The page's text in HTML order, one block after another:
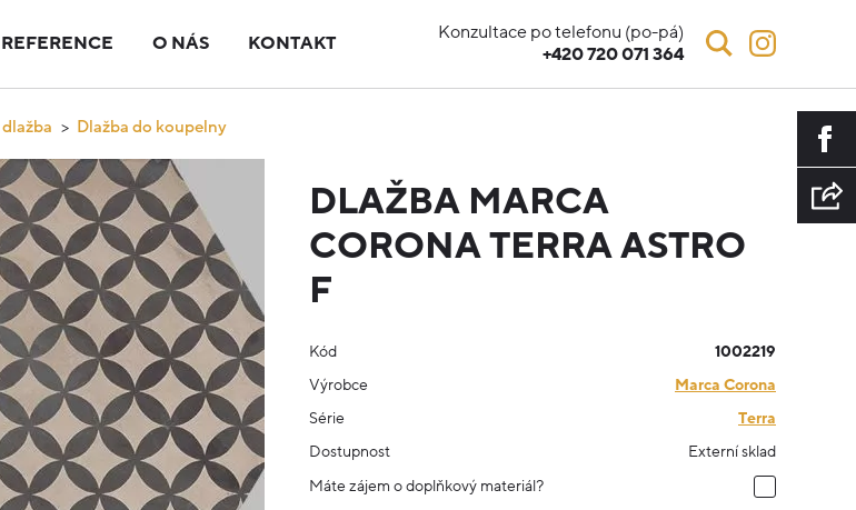
REFERENCE O NÁS KONTAKT
Konzultace po telefonu (po-pá)
+420 720 071 364
Dlažba do koupelny
DLAŽBA MARCA
CORONA TERRA ASTRO
F
Kód
1002219
Výrobce
Marca Corona
Série
Terra
Dostupnost
Externí sklad
Máte zájem o doplňkový materiál?